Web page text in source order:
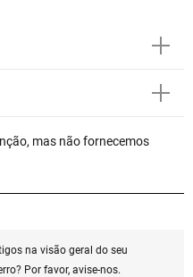
mas não fornecemos
na visão geral do seu
Por favor, avise-nos.